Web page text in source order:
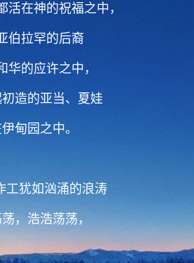
活在神的祝福之中，
伯拉罕的后裔
华的应许之中，
造的亚当、夏娃
甸园之中。
犹如汹涌的浪涛
，浩浩荡荡，
人能挽留住他，